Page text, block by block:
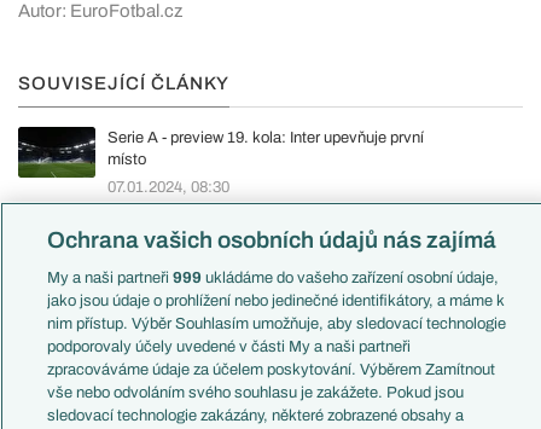
Autor: EuroFotbal.cz
SOUVISEJÍCÍ ČLÁNKY
Serie A - preview 19. kola: Inter upevňuje první
místo
07.01.2024, 08:30
KOMENTÁŘE (204)
Tomanatura 06.01.2024 14:28
Dneska taky pripiskaval VAR Interu, nebo jak?
Reagovat
Ochrana vašich osobních údajů nás zajímá
My a naši partneři999 ukládáme do vašeho zařízení osobní údaje,
jako jsou údaje o prohlížení nebo jedinečné identifikátory, a máme k
nim přístup. Výběr Souhlasím umožňuje, aby sledovací technologie
podporovaly účely uvedené v části My a naši partneři
zpracováváme údaje za účelem poskytování. Výběrem Zamítnout
vše nebo odvoláním svého souhlasu je zakážete. Pokud jsou
sledovací technologie zakázány, některé zobrazené obsahy a